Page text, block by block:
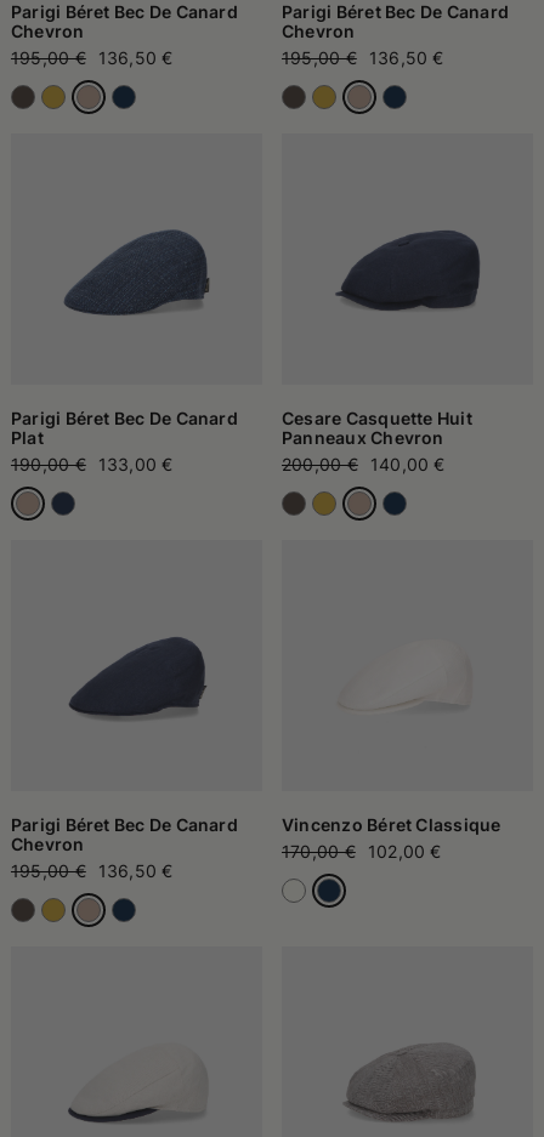
Parigi Béret Bec De Canard
Chevron
195,00 €
136,50 €
Parigi Béret Bec De Canard
Chevron
195,00 €
136,50 €
Parigi Béret Bec De Canard
Plat
190,00 €
133,00 €
Cesare Casquette Huit
Panneaux Chevron
200,00 €
140,00 €
Parigi Béret Bec De Canard
Chevron
195,00 €
136,50 €
Vincenzo Béret Classique
170,00 €
102,00 €